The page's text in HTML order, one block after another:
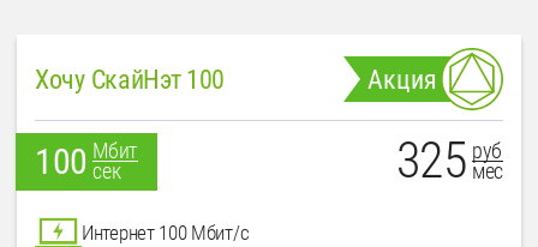
Хочу СкайНэт 100 Акция
100 Мбит
сек
325 руб
мес
Интернет 100 Мбит/с